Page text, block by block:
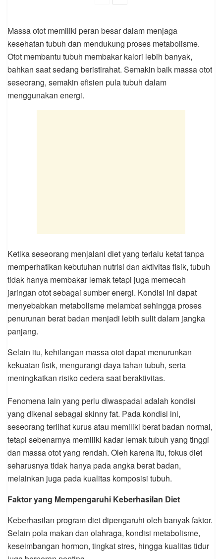
Massa otot memiliki peran besar dalam menjaga
kesehatan tubuh dan mendukung proses metabolisme.
Otot membantu tubuh membakar kalori lebih banyak,
bahkan saat sedang beristirahat. Semakin baik massa otot
seseorang, semakin efisien pula tubuh dalam
menggunakan energi.
Ketika seseorang menjalani diet yang terlalu ketat tanpa
memperhatikan kebutuhan nutrisi dan aktivitas fisik, tubuh
tidak hanya membakar lemak tetapi juga memecah
jaringan otot sebagai sumber energi. Kondisi ini dapat
menyebabkan metabolisme melambat sehingga proses
penurunan berat badan menjadi lebih sulit dalam jangka
panjang.
Selain itu, kehilangan massa otot dapat menurunkan
kekuatan fisik, mengurangi daya tahan tubuh, serta
meningkatkan risiko cedera saat beraktivitas.
Fenomena lain yang perlu diwaspadai adalah kondisi
yang dikenal sebagai skinny fat. Pada kondisi ini,
seseorang terlihat kurus atau memiliki berat badan normal,
tetapi sebenarnya memiliki kadar lemak tubuh yang tinggi
dan massa otot yang rendah. Oleh karena itu, fokus diet
seharusnya tidak hanya pada angka berat badan,
melainkan juga pada kualitas komposisi tubuh.
Faktor yang Mempengaruhi Keberhasilan Diet
Keberhasilan program diet dipengaruhi oleh banyak faktor.
Selain pola makan dan olahraga, kondisi metabolisme,
keseimbangan hormon, tingkat stres, hingga kualitas tidur